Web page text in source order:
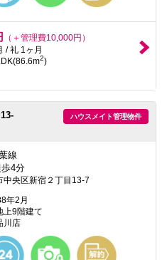
（＋管理費10,000円）
/ 礼 1ヶ月
2)
ハウスメイト管理物件
線
4分
中央区新宿２丁目13-7
年2月
上9階建て
川店